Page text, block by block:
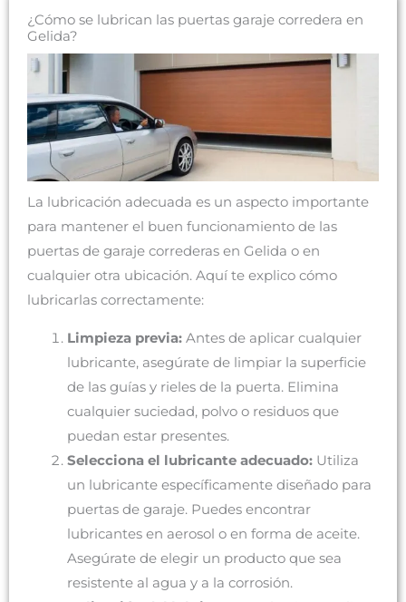
¿Cómo se lubrican las puertas garaje corredera en
Gelida?
La lubricación adecuada es un aspecto importante
para mantener el buen funcionamiento de las
puertas de garaje correderas en Gelida o en
cualquier otra ubicación. Aquí te explico cómo
lubricarlas correctamente:
Limpieza previa:Antes de aplicar cualquier
lubricante, asegúrate de limpiar la superficie
de las guías y rieles de la puerta. Elimina
cualquier suciedad, polvo o residuos que
puedan estar presentes.
Selecciona el lubricante adecuado:Utiliza
un lubricante específicamente diseñado para
puertas de garaje. Puedes encontrar
lubricantes en aerosol o en forma de aceite.
Asegúrate de elegir un producto que sea
resistente al agua y a la corrosión.